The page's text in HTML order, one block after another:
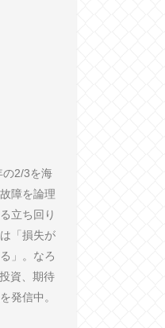
の2/3を海
障を論理
立ち回り
「損失が
」。なろ
資、期待
発信中。